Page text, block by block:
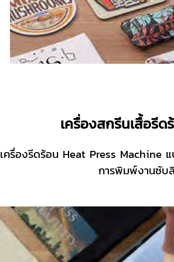
เครื่องสกรีนเสื้อรี
เครื่องรีดร้อน Heat Press Machine
การพิมพ์งานซับ